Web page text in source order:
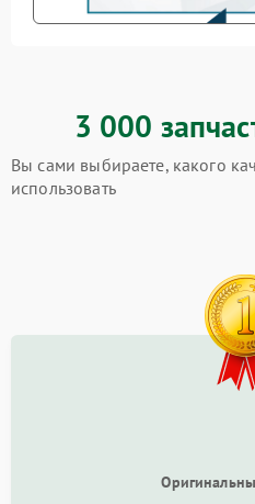
3 000
Вы сами выбираете, какого
использовать